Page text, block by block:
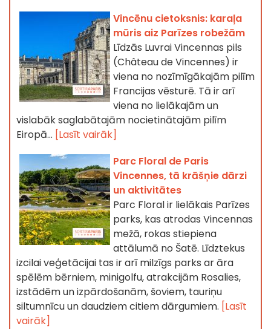
Vincēnu cietoksnis: karaļa
mūris aiz Parīzes robežām
Līdzās Luvrai Vincennas pils
(Château de Vincennes) ir
viena no nozīmīgākajām pilīm
Francijas vēsturē. Tā ir arī
viena no lielākajām un
vislabāk saglabātajām nocietinātajām pilīm
Eiropā... [Lasīt vairāk]
Parc Floral de Paris
Vincennes, tā krāšņie dārzi
un aktivitātes
Parc Floral ir lielākais Parīzes
parks, kas atrodas Vincennas
mežā, rokas stiepiena
attālumā no Šatē. Līdztekus
izcilai veģetācijai tas ir arī milzīgs parks ar āra
spēlēm bērniem, minigolfu, atrakcijām Rosalies,
izstādēm un izpārdošanām, šoviem, tauriņu
siltumnīcu un daudziem citiem dārgumiem. [Lasīt
vairāk]